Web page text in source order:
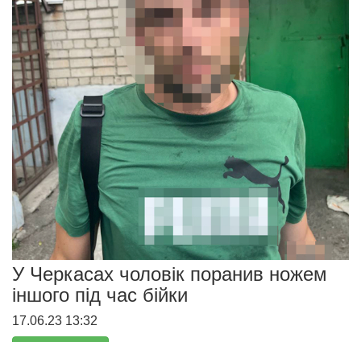
У Черкасах чоловік поранив ножем
іншого під час бійки
17.06.23 13:32